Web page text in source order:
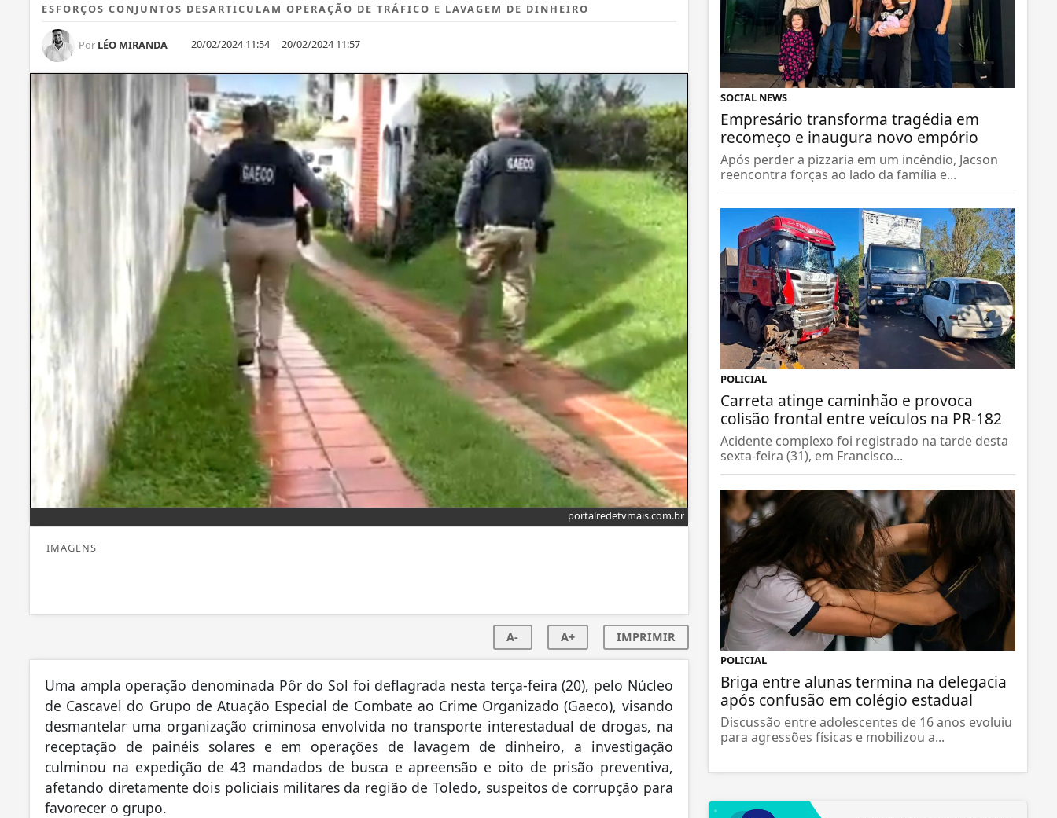
ESFORÇOS CONJUNTOS DESARTICULAM OPERAÇÃO DE TRÁFICO E LAVAGEM DE DINHEIRO
Por LÉO MIRANDA 20/02/2024 11:54 20/02/2024 11:57
portalredetvmais.com.br
IMAGENS
A- A+ IMPRIMIR
Uma ampla operação denominada Pôr do Sol foi deflagrada nesta terça-feira (20), pelo Núcleo
de Cascavel do Grupo de Atuação Especial de Combate ao Crime Organizado (Gaeco), visando
desmantelar uma organização criminosa envolvida no transporte interestadual de drogas, na
receptação de painéis solares e em operações de lavagem de dinheiro, a investigação
culminou na expedição de 43 mandados de busca e apreensão e oito de prisão preventiva,
afetando diretamente dois policiais militares da região de Toledo, suspeitos de corrupção para
favorecer o grupo.
SOCIAL NEWS
Empresário transforma tragédia em
recomeço e inaugura novo empório
Após perder a pizzaria em um incêndio, Jacson
reencontra forças ao lado da família e...
POLICIAL
Carreta atinge caminhão e provoca
colisão frontal entre veículos na PR-182
Acidente complexo foi registrado na tarde desta
sexta-feira (31), em Francisco...
POLICIAL
Briga entre alunas termina na delegacia
após confusão em colégio estadual
Discussão entre adolescentes de 16 anos evoluiu
para agressões físicas e mobilizou a...